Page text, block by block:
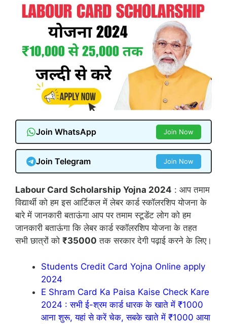
Join WhatsApp Join Now
Join Telegram Join Now
Labour Card Scholarship Yojna 2024 : आप तमाम
विद्यार्थी को हम इस आर्टिकल में लेबर कार्ड स्कॉलरशिप योजना के
बारे में जानकारी बताऊंगा आप पर तमाम स्टूडेंट लोग को हम
जानकारी बताऊंगा कि लेबर कार्ड स्कॉलरशिप योजना के तहत
सभी छात्रों को ₹35000 तक सरकार देगी पढ़ाई करने के लिए।
Students Credit Card Yojna Online apply
2024
E Shram Card Ka Paisa Kaise Check Kare
2024 : सभी ई-श्रम कार्ड धारक के खाते में ₹1000
आना शुरू, यहां से करें चेक, सबके खाते में ₹1000 आया